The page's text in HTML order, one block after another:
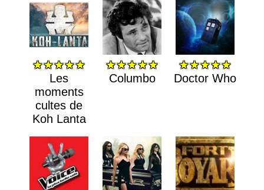
★★★★★
Les
moments
cultes de
Koh Lanta
★★★★★
Columbo
★★★★★
Doctor Who